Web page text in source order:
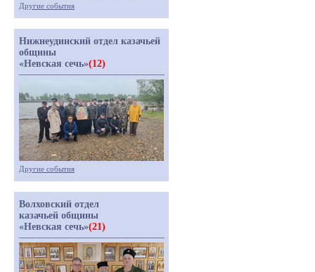
Другие события
Нижнеудинский отдел казачьей
общины
«Невская сечь»(12)
Другие события
Волховский отдел
казачьей общины
«Невская сечь»(21)